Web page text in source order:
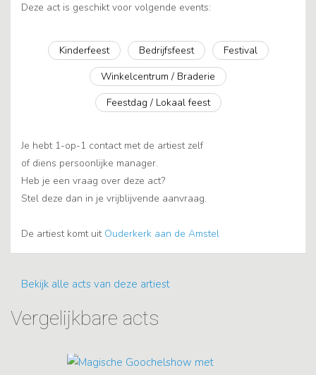
Deze act is geschikt voor volgende events:
Kinderfeest Bedrijfsfeest
Festival
Winkelcentrum / Braderie
Feestdag / Lokaal feest
Je hebt 1-op-1 contact met de artiest zelf
of diens persoonlijke manager.
Heb je een vraag over deze act?
Stel deze dan in je vrijblijvende aanvraag.
De artiest komt uit Ouderkerk aan de Amstel
Bekijk alle acts van deze artiest
Vergelijkbare acts